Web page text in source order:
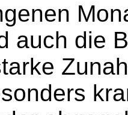
auch die